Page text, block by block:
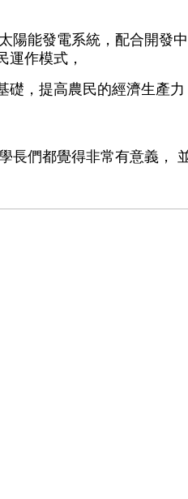
陽能發電系統，配合開發
運作模式，
礎，提高農民的經濟生產力
長們都覺得非常有意義，